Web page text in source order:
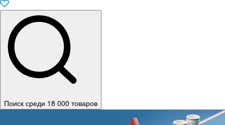
Поиск среди 18 000 товаров